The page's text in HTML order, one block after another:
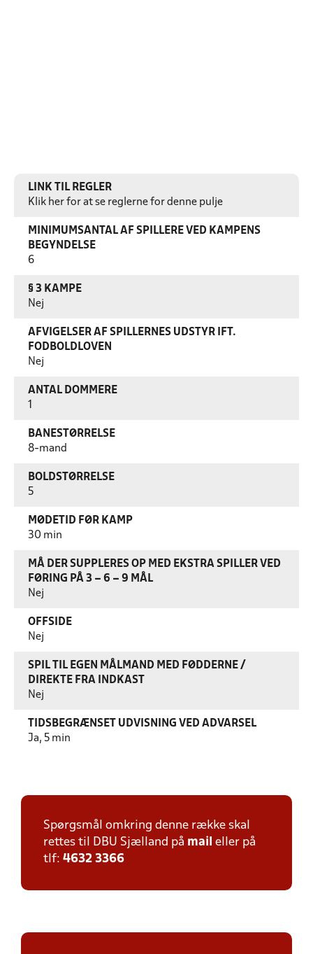
LINK TIL REGLER
Klik her for at se reglerne for denne pulje
MINIMUMSANTAL AF SPILLERE VED KAMPENS
BEGYNDELSE
6
§ 3 KAMPE
Nej
AFVIGELSER AF SPILLERNES UDSTYR IFT.
FODBOLDLOVEN
Nej
ANTAL DOMMERE
BANESTØRRELSE
8-mand
BOLDSTØRRELSE
5
MØDETID FØR KAMP
30 min
MÅ DER SUPPLERES OP MED EKSTRA SPILLER VED
FØRING PÅ 3 – 6 – 9 MÅL
Nej
OFFSIDE
Nej
SPIL TIL EGEN MÅLMAND MED FØDDERNE /
DIREKTE FRA INDKAST
Nej
TIDSBEGRÆNSET UDVISNING VED ADVARSEL
Ja, 5 min
Spørgsmål omkring denne række skal
rettes til DBU Sjælland på mail eller på
tlf: 4632 3366